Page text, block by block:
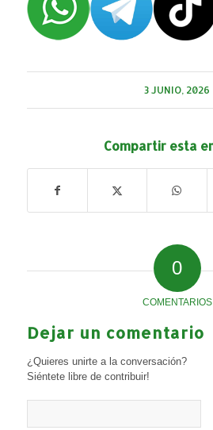
3 JUNIO, 2026
Compartir esta
0
COMENTARIOS
Dejar un comentario
¿Quieres unirte a la conversación?
Siéntete libre de contribuir!